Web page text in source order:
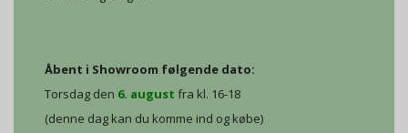
Åbent i Showroom følgende dato:
Torsdag den 6. august fra kl. 16-18
(denne dag kan du komme ind og købe)